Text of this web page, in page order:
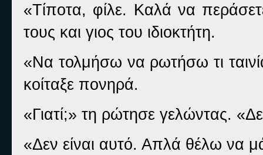
«Τίποτα, φίλε. Καλά να
τους και γιος του ιδιοκτήτη.
«Να τολμήσω να ρωτήσω τι
κοίταξε πονηρά.
«Γιατί;» τη ρώτησε γελώντας.
«Δεν είναι αυτό. Απλά θέλω να